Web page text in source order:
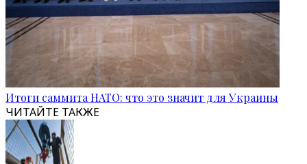
Итоги саммита НАТО: что это значит для Украины
ЧИТАЙТЕ ТАКЖЕ